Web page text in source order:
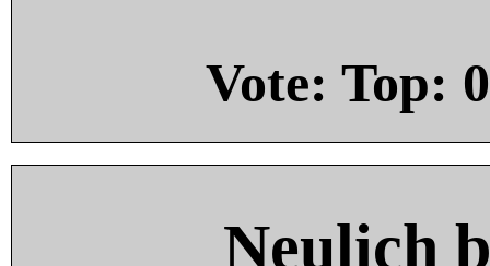
Vote: Top: 0
Neulich